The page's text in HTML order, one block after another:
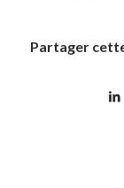
Partager